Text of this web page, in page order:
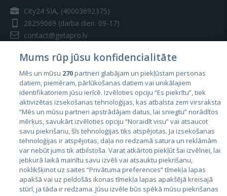
City24 SIA, (40003692375)
28259069 (darba dien. 09-17)
contact@getapro.lv
Valstis
Igaunija
Latvija
Lietuva
Mums rūp jūsu konfidencialitāte
Mēs un mūsu 270partneri glabājam un piekļūstam personas
datiem, piemēram, pārlūkošanas datiem vai unikālajiem
identifikatoriem jūsu ierīcē. Izvēloties opciju “Es piekrītu”, tiek
aktivizētas izsekošanas tehnoloģijas, kas atbalsta zem virsraksta
“Mēs un mūsu partneri apstrādājam datus, lai sniegtu” norādītos
mērķus, savukārt izvēloties opciju “Noraidīt visu” vai atsaucot
savu piekrišanu, šīs tehnoloģijas tiks atspējotas. Ja izsekošanas
tehnoloģijas ir atspējotas, daļa no redzamā satura un reklāmām
var nebūt jums tik atbilstoša. Varat atkārtoti piekļūt šai izvēlnei, lai
jebkurā laikā mainītu savu izvēli vai atsauktu piekrišanu,
noklikšķinot uz saites “Privātuma preferences” tīmekļa lapas
apakšā vai uz peldošās ikonas tīmekļa lapas apakšējā kreisajā
stūrī, ja tāda ir redzama. Jūsu izvēle būs spēkā mūsu piekrišanas